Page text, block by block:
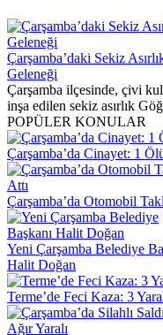
Çarşamba’daki Sekiz
Geleneği
Çarşamba ilçesinde, çivi
inşa edilen sekiz asırlık
POPÜLER KONULAR
Çarşamba’da Cinayet: 1
Çarşamba’da Otomobil
Yeni Çarşamba Belediye
Halit Doğan
Terme’de Feci Kaza: 3